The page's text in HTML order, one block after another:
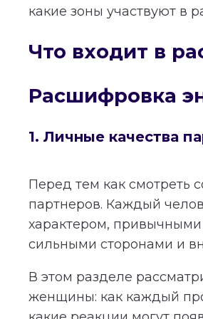
какие зоны участвуют в
Что входит в
Расшифровка
1. Личные качества
Перед тем как смотреть
партнеров. Каждый
характером,
сильными сторонами и
В этом разделе
женщины: как каждый